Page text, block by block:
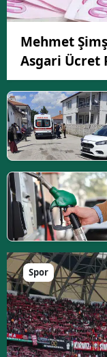
Mehmet
Asgari Ücret
Spor